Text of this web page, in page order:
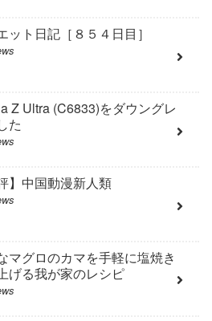
ット日記［８５４日目］
Z Ultra (C6833)をダウングレ
た
】中国動漫新人類
マグロのカマを手軽に塩焼き
げる我が家のレシピ